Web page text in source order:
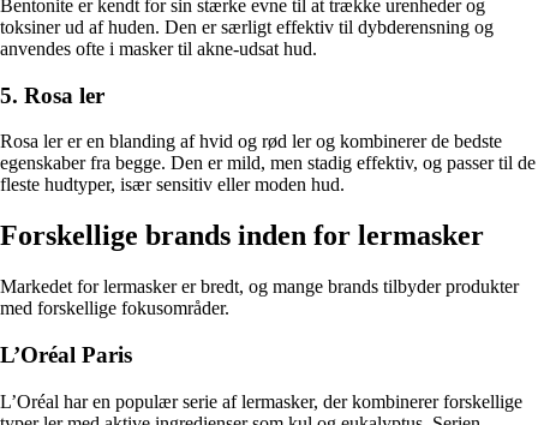
Bentonite er kendt for sin stærke evne til at trække urenheder og
toksiner ud af huden. Den er særligt effektiv til dybderensning og
anvendes ofte i masker til akne-udsat hud.
5. Rosa ler
Rosa ler er en blanding af hvid og rød ler og kombinerer de bedste
egenskaber fra begge. Den er mild, men stadig effektiv, og passer til de
fleste hudtyper, især sensitiv eller moden hud.
Forskellige brands inden for lermasker
Markedet for lermasker er bredt, og mange brands tilbyder produkter
med forskellige fokusområder.
L’Oréal Paris
L’Oréal har en populær serie af lermasker, der kombinerer forskellige